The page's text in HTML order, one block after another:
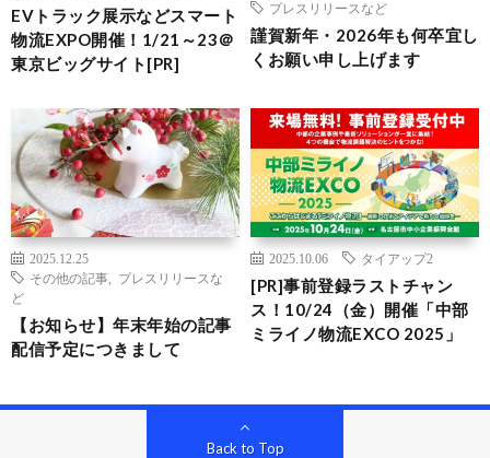
EVトラック展示などスマート
物流EXPO開催！1/21～23＠
東京ビッグサイト[PR]
プレスリリースなど
謹賀新年・2026年も何卒宜し
くお願い申し上げます
2025.12.25
その他の記事
プレスリリースな
ど
【お知らせ】年末年始の記事
配信予定につきまして
2025.10.06 タイアップ2
[PR]事前登録ラストチャン
ス！10/24（金）開催「中部
ミライノ物流EXCO 2025」
Back to Top